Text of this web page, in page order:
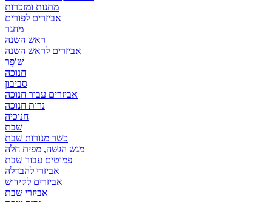
מתנות ומזכרות
אביזרים לפורים
מחגר
ראש השנה
אביזרים לראש השנה
שׁוֹפָר
חנוכה
סביבון
אביזרים עבור חנוכה
נרות חנוכה
חנוכיה
שבת
כשר מנורות שבת
מגש הגשה, מפית חלה
פמוטים עבור שבת
אביזרי להבדלה
אביזרים לקידוש
אביזרי שבת